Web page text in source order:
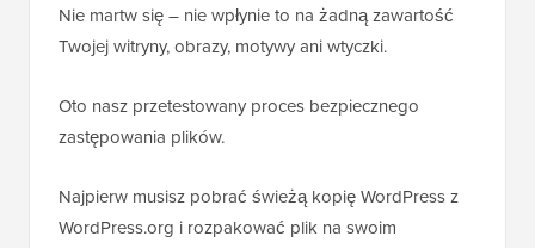
Nie martw się – nie wpłynie to na żadną zawartość
Twojej witryny, obrazy, motywy ani wtyczki.
Oto nasz przetestowany proces bezpiecznego
zastępowania plików.
Najpierw musisz pobrać świeżą kopię WordPress z
WordPress.org i rozpakować plik na swoim